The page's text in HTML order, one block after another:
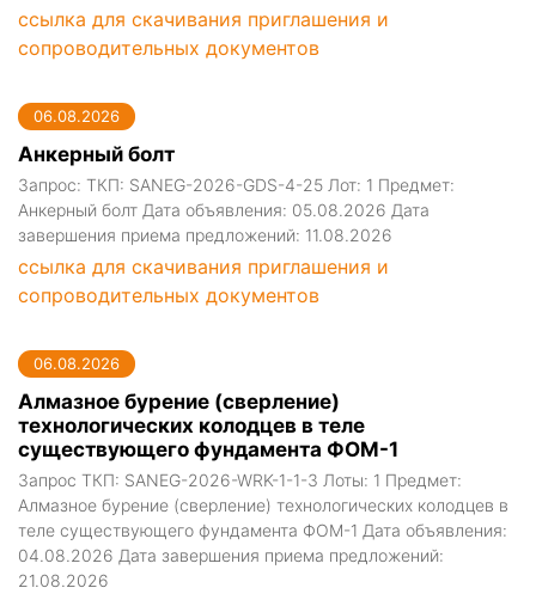
ссылка для скачивания приглашения и
сопроводительных документов
06.08.2026
Анкерный болт
Запрос: ТКП: SANEG-2026-GDS-4-25 Лот: 1 Предмет:
Анкерный болт Дата объявления: 05.08.2026 Дата
завершения приема предложений: 11.08.2026
ссылка для скачивания приглашения и
сопроводительных документов
06.08.2026
Алмазное бурение (сверление)
технологических колодцев в теле
существующего фундамента ФОМ-1
Запрос ТКП: SANEG-2026-WRK-1-1-3 Лоты: 1 Предмет:
Алмазное бурение (сверление) технологических колодцев в
теле существующего фундамента ФОМ-1 Дата объявления:
04.08.2026 Дата завершения приема предложений:
21.08.2026